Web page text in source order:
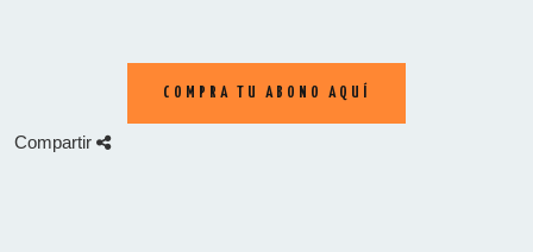
COMPRA TU ABONO AQUÍ
Compartir